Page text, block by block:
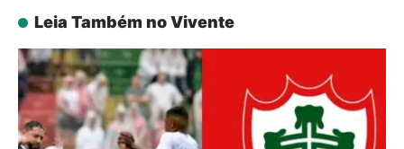
Leia Também no Vivente